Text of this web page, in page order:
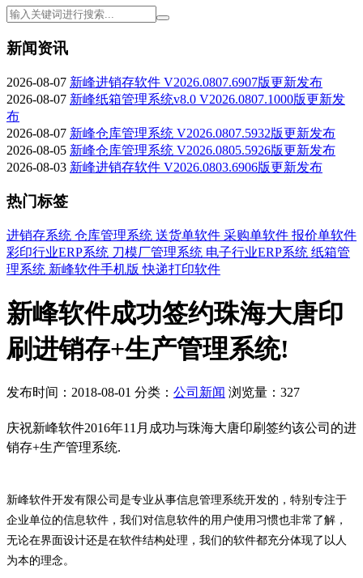
新闻资讯
2026-08-07 新峰进销存软件 V2026.0807.6907版更新发布
2026-08-07 新峰纸箱管理系统v8.0 V2026.0807.1000版更新发
布
2026-08-07 新峰仓库管理系统 V2026.0807.5932版更新发布
2026-08-05 新峰仓库管理系统 V2026.0805.5926版更新发布
2026-08-03 新峰进销存软件 V2026.0803.6906版更新发布
热门标签
进销存系统 仓库管理系统 送货单软件 采购单软件 报价单软件
彩印行业ERP系统 刀模厂管理系统 电子行业ERP系统 纸箱管
理系统 新峰软件手机版快递打印软件
新峰软件成功签约珠海大唐印
刷进销存+生产管理系统!
发布时间：2018-08-01 分类： 公司新闻 浏览量：327
庆祝新峰软件2016年11月成功与珠海大唐印刷签约该公司的进
销存+生产管理系统.
新峰软件开发有限公司是专业从事信息管理系统开发的，特别专注于
企业单位的信息软件，我们对信息软件的用户使用习惯也非常了解，
无论在界面设计还是在软件结构处理，我们的软件都充分体现了以人
为本的理念。